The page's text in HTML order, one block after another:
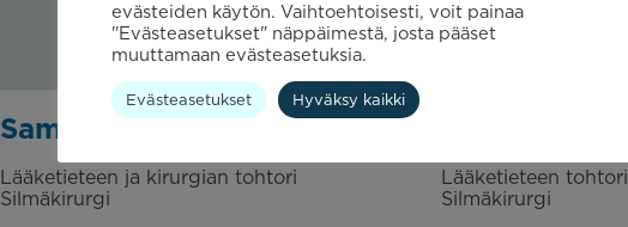
Samy Mrena
Lääketieteen ja kirurgian tohtori
Silmäkirurgi
Lääketieteen tohtori
Silmäkirurgi
evästeiden käytön. Vaihtoehtoisesti, voit painaa
"Evästeasetukset" näppäimestä, josta pääset
muuttamaan evästeasetuksia.
Evästeasetukset Hyväksy kaikki